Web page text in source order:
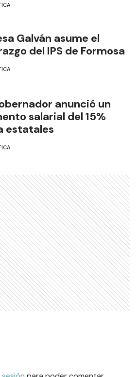
Galván asume el
del IPS de Formosa
anunció un
salarial del 15%
estatales